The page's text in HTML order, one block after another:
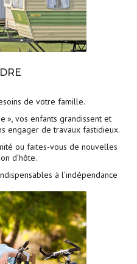
de votre famille.
», vos enfants grandissent et
engager de travaux fastidieux.
ou faites-vous de nouvelles
d’hôte.
à l’indépendance